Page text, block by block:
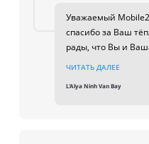
Уважаемый
спасибо за Ваш
рады, что Вы и
забота нашей
ЧИТАТЬ ДАЛЕЕ
L'Alya Ninh Van Bay